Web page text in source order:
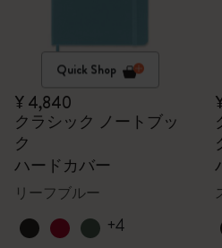
Quick Shop
¥ 4,840
クラシック ノートブッ
ク
ハードカバー
リーフブルー
+4